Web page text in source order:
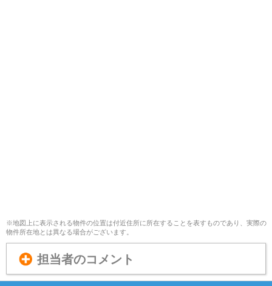
※地図上に表示される物件の位置は付近住所に所在することを表すものであり、実際の
物件所在地とは異なる場合がございます。
担当者のコメント